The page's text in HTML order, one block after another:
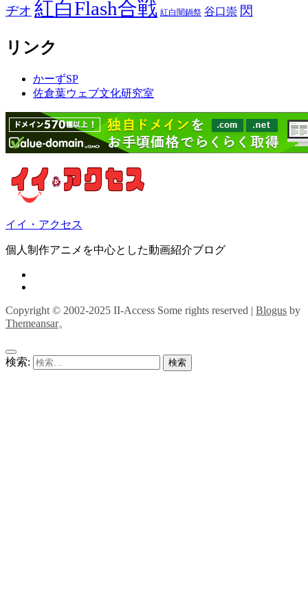
ヂオ 紅白Flash合戦 紅白闇鍋祭 谷口崇 閃
リンク
かーずSP
佐倉葉ウェブ文化研究室
イイ・アクセス
個人制作アニメを中心とした動画紹介ブログ
Copyright © 2002-2025 II-Access Some rights reserved | Blogus by
Themeansar。
検索: